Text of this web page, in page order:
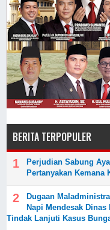
BERITA TERPOPULER
Perjudian Sabung
Pertanyakan Kemana
Dugaan
Napi Mendesak
Tindak Lanjuti Kasus